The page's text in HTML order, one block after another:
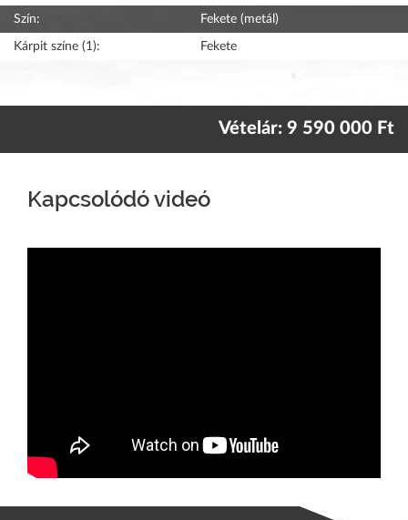
Szín: Fekete (metál)
Kárpit színe (1): Fekete
Vételár: 9 590 000 Ft
Kapcsolódó videó